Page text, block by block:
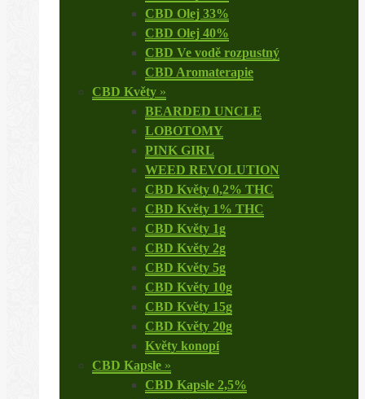
CBD Olej 33%
CBD Olej 40%
CBD Ve vodě rozpustný
CBD Aromaterapie
CBD Květy »
BEARDED UNCLE
LOBOTOMY
PINK GIRL
WEED REVOLUTION
CBD Květy 0,2% THC
CBD Květy 1% THC
CBD Květy 1g
CBD Květy 2g
CBD Květy 5g
CBD Květy 10g
CBD Květy 15g
CBD Květy 20g
Květy konopí
CBD Kapsle »
CBD Kapsle 2,5%